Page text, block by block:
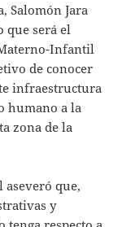
Salomón Jara
que será el
Infantil
de conocer
infraestructura
humano a la
zona de la
aseveró que,
y